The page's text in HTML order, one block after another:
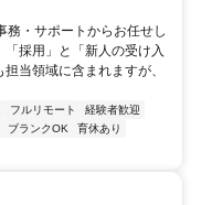
・サポートからお任せし
採用」と「新人の受け入
当領域に含まれますが、
フルリモート
経験者歓迎
ブランクOK
育休あり